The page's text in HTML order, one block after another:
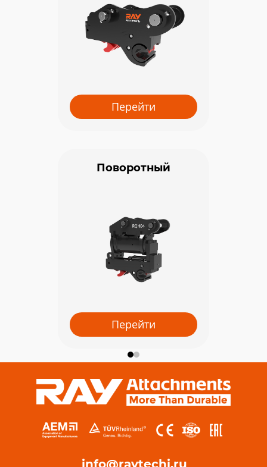
Перейти
Поворотный
Перейти
info@raytechi.ru